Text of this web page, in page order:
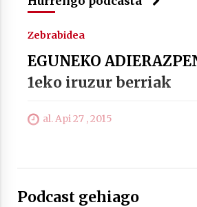
Arrosari buruzko
Zebrabidea
EGUNEKO
1eko iruzur berriak
al. Api 27 , 2015
Podcast gehiago